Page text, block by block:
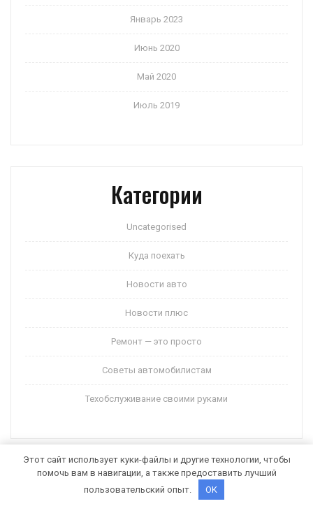
Январь 2023
Июнь 2020
Май 2020
Июль 2019
Категории
Uncategorised
Куда поехать
Новости авто
Новости плюс
Ремонт — это просто
Советы автомобилистам
Техобслуживание своими руками
Auto Motors WordPress Theme от Themespride
Этот сайт использует куки-файлы и другие технологии, чтобы
помочь вам в навигации, а также предоставить лучший
пользовательский опыт.
OK